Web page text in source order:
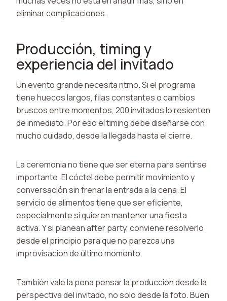
eliminar complicaciones.
Producción, timing y
experiencia del invitado
Un evento grande necesita ritmo. Si el programa
tiene huecos largos, filas constantes o cambios
bruscos entre momentos, 200 invitados lo resienten
de inmediato. Por eso el timing debe diseñarse con
mucho cuidado, desde la llegada hasta el cierre.
La ceremonia no tiene que ser eterna para sentirse
importante. El cóctel debe permitir movimiento y
conversación sin frenar la entrada a la cena. El
servicio de alimentos tiene que ser eficiente,
especialmente si quieren mantener una fiesta
activa. Y si planean after party, conviene resolverlo
desde el principio para que no parezca una
improvisación de último momento.
También vale la pena pensar la producción desde la
perspectiva del invitado, no solo desde la foto. Buen